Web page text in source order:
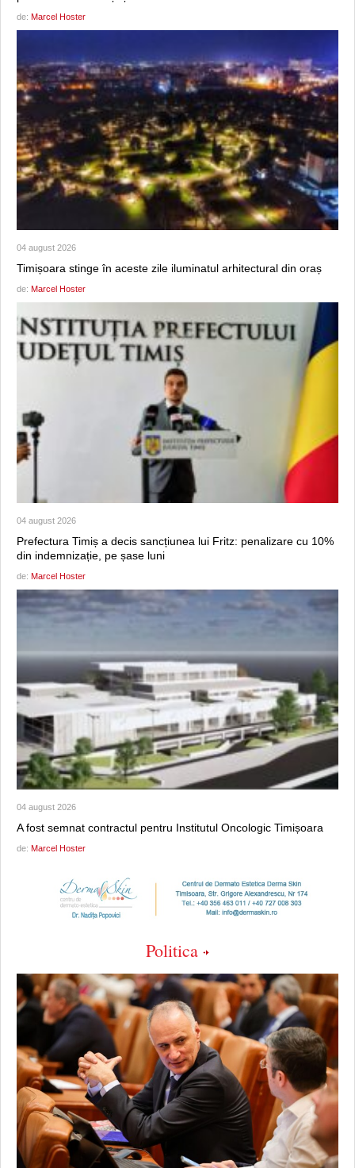
de: Marcel Hoster
04 august 2026
Timișoara stinge în aceste zile iluminatul arhitectural din oraș
de: Marcel Hoster
04 august 2026
Prefectura Timiș a decis sancțiunea lui Fritz: penalizare cu 10%
din indemnizație, pe șase luni
de: Marcel Hoster
04 august 2026
A fost semnat contractul pentru Institutul Oncologic Timișoara
de: Marcel Hoster
Politica